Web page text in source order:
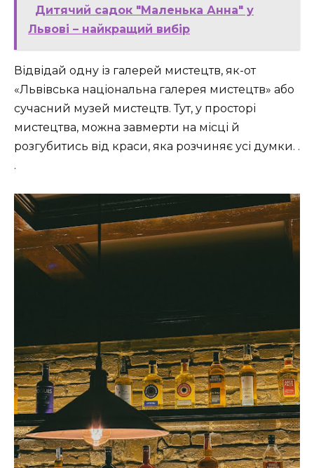
Дитячий садок "Маленька Анна" у
Львові – найкращий вибір
Відвідай одну із галерей мистецтв, як-от
«Львівська національна галерея мистецтв» або
сучасний музей мистецтв. Тут, у просторі
мистецтва, можна завмерти на місці й
розгубитись від краси, яка розчиняє усі думки. .
.